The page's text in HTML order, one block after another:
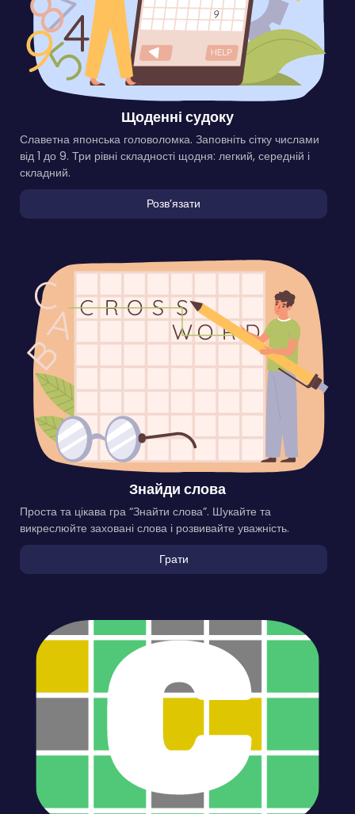
Щоденні судоку
Славетна японська головоломка. Заповніть сітку числами
від 1 до 9. Три рівні складності щодня: легкий, середній і
складний.
Розвʼязати
Знайди слова
Проста та цікава гра “Знайти слова”. Шукайте та
викреслюйте заховані слова і розвивайте уважність.
Грати